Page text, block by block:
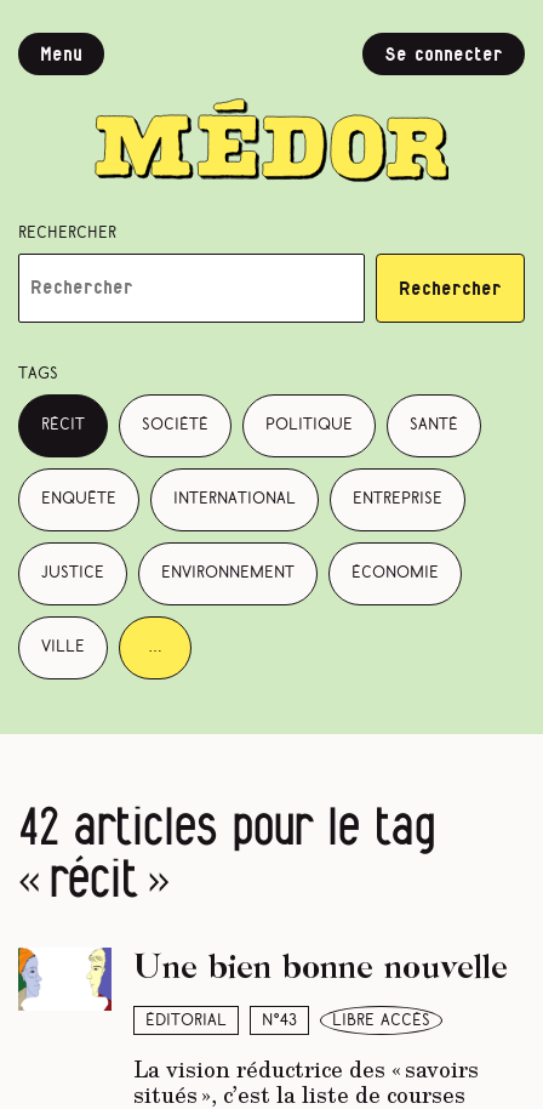
Menu Se connecter
Rechercher
Rechercher
Tags
récit société politique santé
enquête international entreprise
justice environnement économie
ville
42 articles pour le tag
« récit »
Éditorial N°43 libre accès
Une bien bonne nouvelle
La vision réductrice des « savoirs
situés », c’est la liste de courses